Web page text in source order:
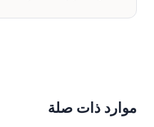
موارد ذات صلة